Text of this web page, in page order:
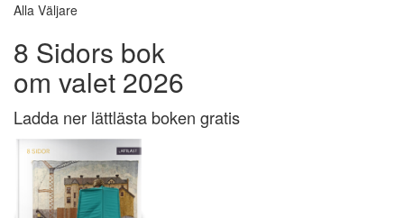
Alla Väljare
8 Sidors bok
om valet 2026
Ladda ner lättlästa boken gratis